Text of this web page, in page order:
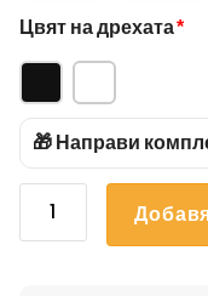
Цвят на дрехата*
🎁 Направи
количество